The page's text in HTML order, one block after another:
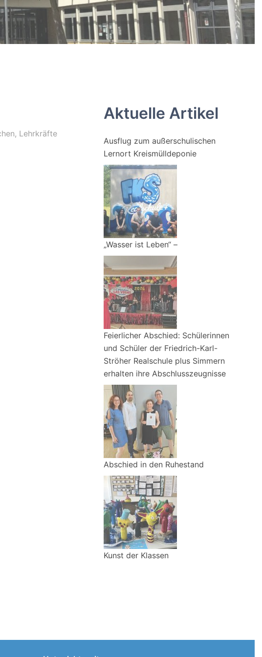
Lehrkräfte
Aktuelle Artikel
Ausflug zum außerschulischen
Lernort Kreismülldeponie
„Wasser ist Leben“ –
Feierlicher Abschied: Schülerinnen
und Schüler der Friedrich-Karl-
Ströher Realschule plus Simmern
erhalten ihre Abschlusszeugnisse
Abschied in den Ruhestand
Kunst der Klassen